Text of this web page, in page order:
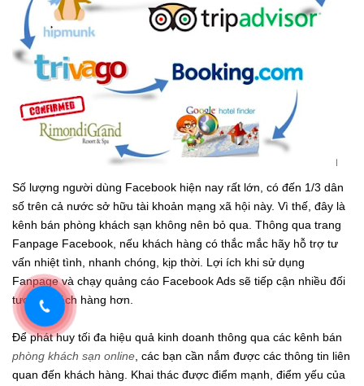
Số lượng người dùng Facebook hiện nay rất lớn, có đến 1/3 dân
số trên cả nước sở hữu tài khoản mạng xã hội này. Vì thế, đây là
kênh bán phòng khách sạn không nên bỏ qua. Thông qua trang
Fanpage Facebook, nếu khách hàng có thắc mắc hãy hỗ trợ tư
vấn nhiệt tình, nhanh chóng, kịp thời. Lợi ích khi sử dụng
Fanpage và chạy quảng cáo Facebook Ads sẽ tiếp cận nhiều đối
tượng khách hàng hơn.
Để phát huy tối đa hiệu quả kinh doanh thông qua các kênh bán
phòng khách sạn online , các bạn cần nắm được các thông tin liên
quan đến khách hàng. Khai thác được điểm mạnh, điểm yếu của